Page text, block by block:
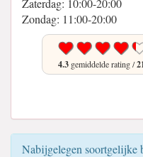
Zondag: 11:00-20:00
4.3 gemiddelde rating /
Nabijgelegen soortgelijke